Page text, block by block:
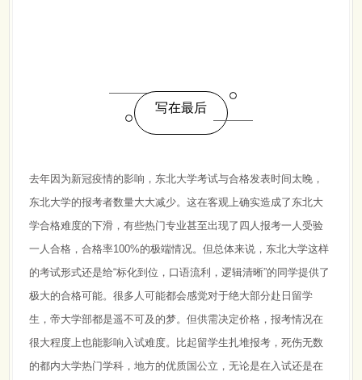
写在最后
去年因为新冠疫情的影响，东北大学考试与合格发表时间太晚，
东北大学的报考者数量大大减少。这在客观上确实造成了东北大
学合格难度的下滑，有些热门专业甚至出现了四人报考一人受验
一人合格，合格率100%的极端情况。但总体来说，东北大学这样
的考试形式还是给“标化到位，口语流利，逻辑清晰”的同学提供了
极大的合格可能。很多人可能都会感觉对于绝大部分赴日留学
生，帝大学部都是遥不可及的梦。但供需决定价格，报考情况在
很大程度上也能影响入试难度。比起留学生扎堆报考，死伤无数
的都内大学热门学科，地方的优质国公立，无论是在入试还是在